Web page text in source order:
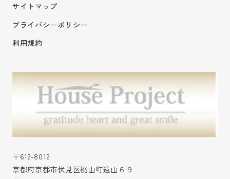
サイトマップ
プライバシーポリシー
利用規約
〒612-8012
京都府京都市伏見区桃山町遠山６９